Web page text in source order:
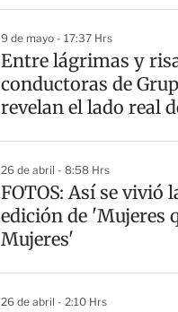
9 de mayo - 17:37 Hrs
Entre lágrimas y
conductoras de
revelan el lado real
26 de abril - 8:58 Hrs
FOTOS: Así se vivió
edición de 'Mujeres
Mujeres'
26 de abril - 2:10 Hrs